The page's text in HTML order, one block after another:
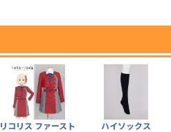
リコリス ファースト
ハイソックス